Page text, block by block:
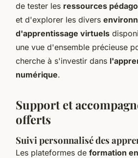
de tester les ressources
et d'explorer les divers
d'apprentissage virtuels
une vue d'ensemble précieuse
cherche à s'investir dans
numérique.
Support et
offerts
Suivi personnalisé des
Les plateformes de formation